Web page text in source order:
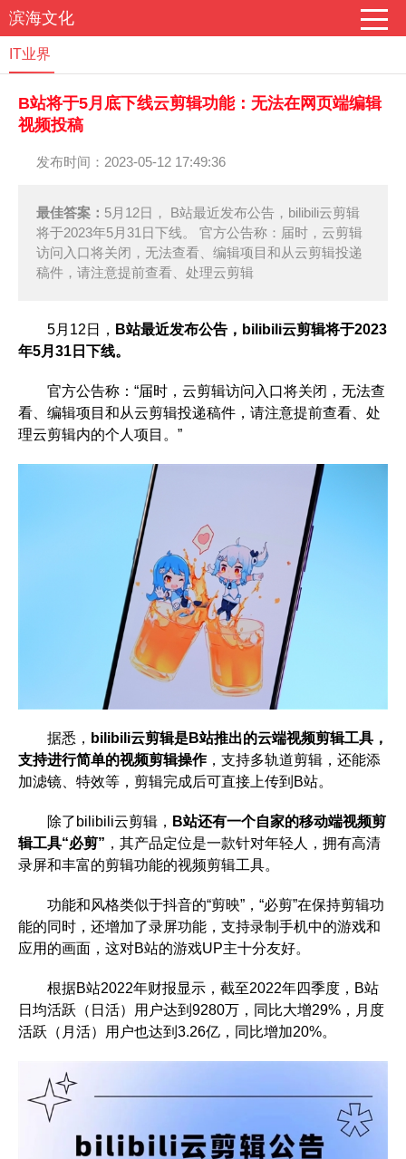
滨海文化
IT业界
B站将于5月底下线云剪辑功能：无法在网页端编辑
视频投稿
发布时间：2023-05-12 17:49:36
最佳答案： 5月12日， B站最近发布公告，bilibili云剪辑
将于2023年5月31日下线。 官方公告称：届时，云剪辑
访问入口将关闭，无法查看、编辑项目和从云剪辑投递
稿件，请注意提前查看、处理云剪辑
5月12日， B站最近发布公告，bilibili云剪辑将于2023
年5月31日下线。
官方公告称：“届时，云剪辑访问入口将关闭，无法查
看、编辑项目和从云剪辑投递稿件，请注意提前查看、处
理云剪辑内的个人项目。”
据悉， bilibili云剪辑是B站推出的云端视频剪辑工具，
支持进行简单的视频剪辑操作，支持多轨道剪辑，还能添
加滤镜、特效等，剪辑完成后可直接上传到B站。
除了bilibili云剪辑， B站还有一个自家的移动端视频剪
辑工具“必剪” ，其产品定位是一款针对年轻人，拥有高清
录屏和丰富的剪辑功能的视频剪辑工具。
功能和风格类似于抖音的“剪映”，“必剪”在保持剪辑功
能的同时，还增加了录屏功能，支持录制手机中的游戏和
应用的画面，这对B站的游戏UP主十分友好。
根据B站2022年财报显示，截至2022年四季度，B站
日均活跃（日活）用户达到9280万，同比大增29%，月度
活跃（月活）用户也达到3.26亿，同比增加20%。